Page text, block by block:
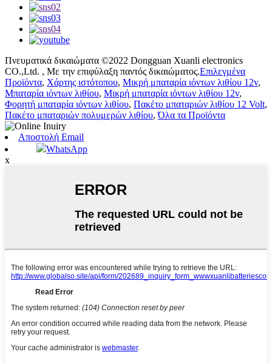
Πνευματικά δικαιώματα ©2022 Dongguan Xuanli electronics
CO.,Ltd. , Με την επιφύλαξη παντός δικαιώματος.Επιλεγμένα
Προϊόντα, Χάρτης ιστότοπου, Μικρή μπαταρία ιόντων λιθίου 12v,
Μπαταρία ιόντων λιθίου, Μικρή μπαταρία ιόντων λιθίου 12v,
Φορητή μπαταρία ιόντων λιθίου, Πακέτο μπαταριών λιθίου 12 Volt,
Πακέτο μπαταριών πολυμερών λιθίου,Όλα τα Προϊόντα
Αποστολή Email
WhatsApp
x